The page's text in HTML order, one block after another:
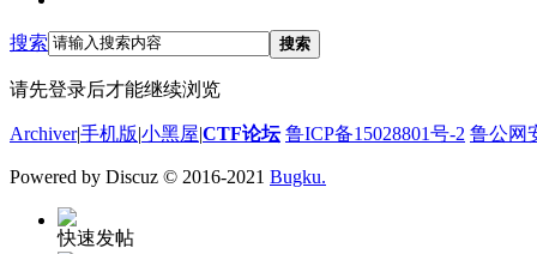
搜索 搜索
请先登录后才能继续浏览
Archiver|手机版|小黑屋|CTF论坛 鲁ICP备15028801号-2 鲁公网
Powered by Discuz © 2016-2021 Bugku.
快速发帖